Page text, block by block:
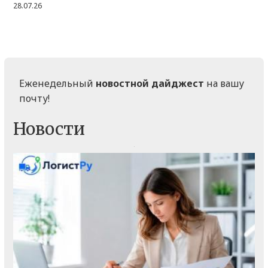
28.07.26
Еженедельный новостной дайджест на вашу
почту!
Новости